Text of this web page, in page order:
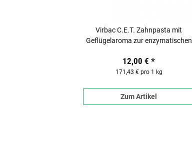
Virbac C.E.T. Zahnpasta mit
Geflügelaroma zur enzymatischen
12,00 €*
171,43 € pro 1 kg
Zum Artikel